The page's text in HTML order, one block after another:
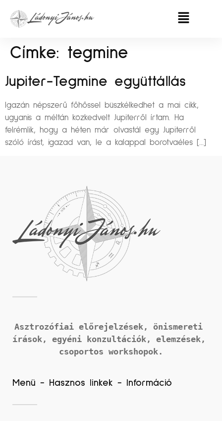
Címke: tegmine
Jupiter-Tegmine együttállás
Igazán népszerű főhőssel büszkélkedhet a mai cikk,
ugyanis a méltán közkedvelt Jupiterről írtam. Ha
felrémlik, hogy a héten már olvastál egy Jupiterről
szóló írást, igazad van, le a kalappal borotvaéles […]
Asztrozófiai előrejelzések, önismereti
írások,
csoportos workshopok.
Menü - Hasznos linkek - Információ